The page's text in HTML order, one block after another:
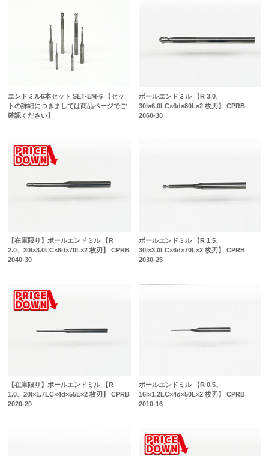
エンドミル6本セット SET-EM-6 【セッ
トの詳細につきましては商品ページでご
確認ください】
ボールエンドミル 【R 3.0、
30l×6.0LC×6d×80L×2 枚刃】 CPRB
2060-30
【在庫限り】ボールエンドミル 【R
2.0、30l×3.0LC×6d×70L×2 枚刃】 CPRB
2040-30
ボールエンドミル 【R 1.5、
30l×3.0LC×6d×70L×2 枚刃】 CPRB
2030-25
【在庫限り】ボールエンドミル 【R
1.0、20l×1.7LC×4d×55L×2 枚刃】 CPRB
2020-20
ボールエンドミル 【R 0.5、
16l×1.2LC×4d×50L×2 枚刃】 CPRB
2010-16